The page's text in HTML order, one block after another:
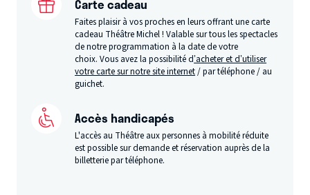
Carte cadeau
Faites plaisir à vos proches en leurs offrant une carte
cadeau Théâtre Michel ! Valable sur tous les spectacles
de notre programmation à la date de votre
choix. Vous avez la possibilité d’acheter et d’utiliser
votre carte sur notre site internet/ par téléphone / au
guichet.
Accès handicapés
L'accès au Théâtre aux personnes à mobilité réduite
est possible sur demande et réservation auprès de la
billetterie par téléphone.